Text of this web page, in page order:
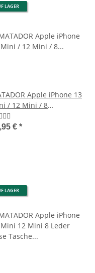
LAGER
Apple iPhone 13
/ 12 Mini / 8
Schwarz
€ *
LAGER